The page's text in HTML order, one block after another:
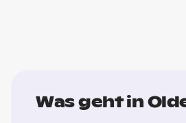
Was geht in